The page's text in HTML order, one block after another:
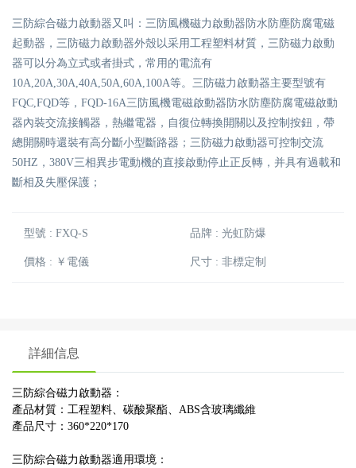
三防綜合磁力啟動器又叫：三防風機磁力啟動器防水防塵防腐電磁
起動器，三防磁力啟動器外殼以采用工程塑料材質，三防磁力啟動
器可以分為立式或者掛式，常用的電流有
10A,20A,30A,40A,50A,60A,100A等。三防磁力啟動器主要型號有
FQC,FQD等，FQD-16A三防風機電磁啟動器防水防塵防腐電磁啟動
器內裝交流接觸器，熱繼電器，自復位轉換開關以及控制按鈕，帶
總開關時還裝有高分斷小型斷路器；三防磁力啟動器可控制交流
50HZ，380V三相異步電動機的直接啟動停止正反轉，并具有過載和
斷相及失壓保護；
型號 : FXQ-S 品牌 : 光虹防爆
價格 : ￥電儀 尺寸 : 非標定制
詳細信息
三防綜合磁力啟動器：
產品材質：工程塑料、碳酸聚酯、ABS含玻璃纖維
產品尺寸：360*220*170
三防綜合磁力啟動器適用環境：